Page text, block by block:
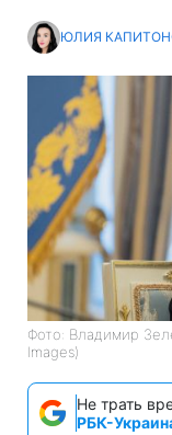
ЮЛИЯ
Фото: Владимир
Images)
Не трать
РБК-